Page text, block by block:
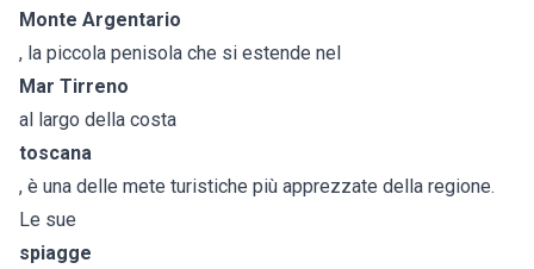
Monte Argentario
, la piccola penisola che si estende nel
Mar Tirreno
al largo della costa
toscana
, è una delle mete turistiche più apprezzate della regione.
Le sue
spiagge